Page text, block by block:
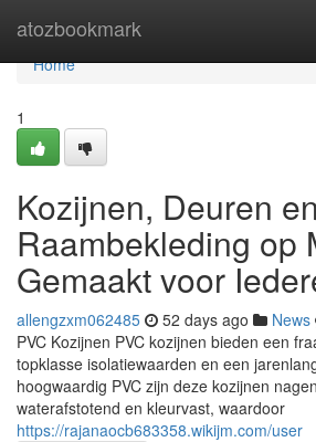
atozbookmark
Home
Home
1
Kozijnen, Deuren en
Raambekleding op
Gemaakt voor
allengzxm062485 52 days ago News
PVC Kozijnen PVC kozijnen bieden een
topklasse isolatiewaarden en een
hoogwaardig PVC zijn deze kozijnen
waterafstotend en kleurvast, waardoor
https://rajanaocb683358.wikijm.com/user